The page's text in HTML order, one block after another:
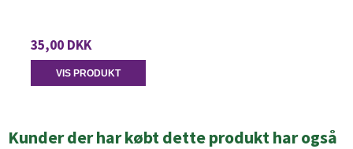
35,00 DKK
VIS PRODUKT
Kunder der har købt dette produkt har også